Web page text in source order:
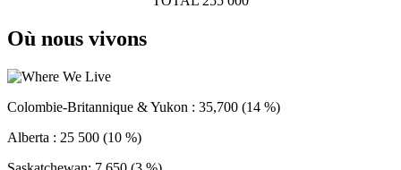
Où nous vivons
Colombie-Britannique & Yukon : 35,700 (14 %)
Alberta : 25 500 (10 %)